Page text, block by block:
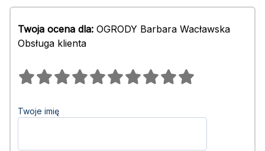
Twoja ocena dla: OGRODY Barbara Wacławska
Obsługa klienta
Twoje imię